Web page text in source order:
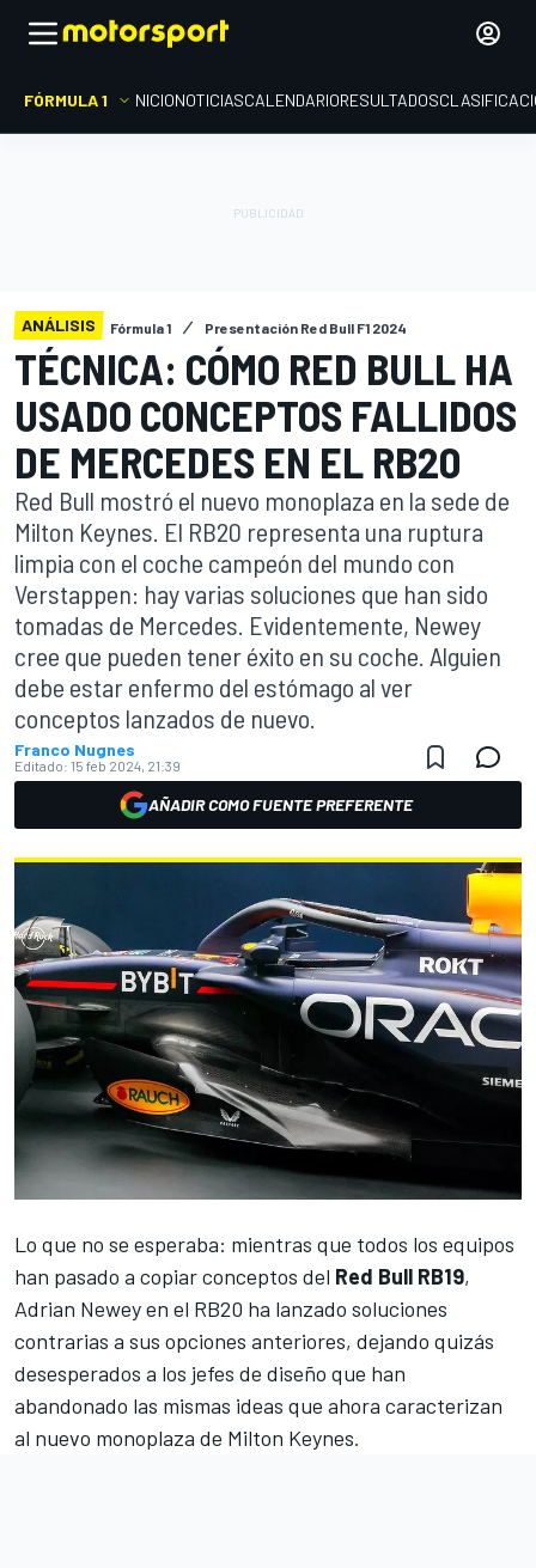
FÓRMULA 1 INICIONOTICIASCALENDARIORESULTADOS
ANÁLISIS Fórmula 1 Presentación Red Bull F1 2024
TÉCNICA: CÓMO RED BULL HA
USADO CONCEPTOS FALLIDOS
DE MERCEDES EN EL RB20
Red Bull mostró el nuevo monoplaza en la sede de
Milton Keynes. El RB20 representa una ruptura
limpia con el coche campeón del mundo con
Verstappen: hay varias soluciones que han sido
tomadas de Mercedes. Evidentemente, Newey
cree que pueden tener éxito en su coche. Alguien
debe estar enfermo del estómago al ver
conceptos lanzados de nuevo.
Franco Nugnes
Editado: 15 feb 2024, 21:39
AÑADIR COMO FUENTE PREFERENTE
Lo que no se esperaba: mientras que todos los equipos
han pasado a copiar conceptos del Red Bull RB19,
Adrian Newey en el RB20 ha lanzado soluciones
contrarias a sus opciones anteriores, dejando quizás
desesperados a los jefes de diseño que han
abandonado las mismas ideas que ahora caracterizan
al nuevo monoplaza de Milton Keynes.